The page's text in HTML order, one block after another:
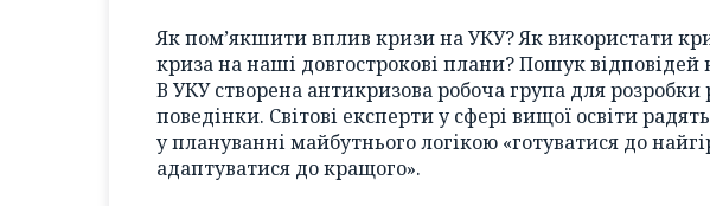
Як пом’якшити вплив кризи на УКУ? Як використати
криза на наші довгострокові плани? Пошук відповідей
В УКУ створена антикризова робоча група для розробки
поведінки. Світові експерти у сфері вищої освіти
у плануванні майбутнього логікою «готуватися до
адаптуватися до кращого».